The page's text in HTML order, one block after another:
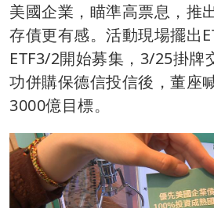
美國企業，瞄準高票息，推
存債更有感。活動現場擺出
ETF3/2開始募集，3/25掛牌
功併購保德信投信後，董座
3000億目標。